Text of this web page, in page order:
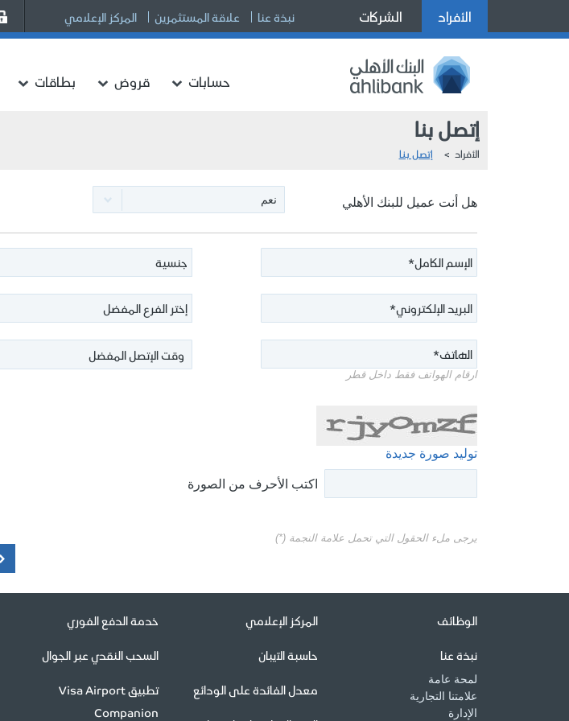
الأفراد الشركات نبذة عنا علاقة المستثمرين المركز الإعلامي
حسابات قروض بطاقات
إتصل بنا
الأفراد إتصل بنا
هل أنت عميل للبنك الأهلي نعم
ارقام الهواتف فقط داخل قطر
جنسية
إختر الفرع المفضل
وقت الإتصل المفضل
توليد صورة جديدة
اكتب الأحرف من الصورة
يرجى ملء الحقول التي تحمل علامة النجمة (*)
الوظائف
نبذة عنا
لمحة عامة
علامتنا التجارية
الإدارة
المركز الإعلامي
حاسبة الآيبان
معدل الفائدة على الودائع
خدمة الدفع الفوري
السحب النقدي عبر الجوال
تطبيق Visa Airport
Companion